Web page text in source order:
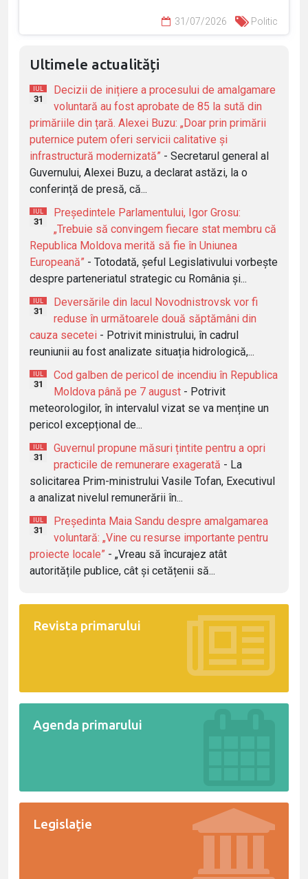
31/07/2026 Politic
Ultimele actualități
IUL
31
Decizii de inițiere a procesului de amalgamare
voluntară au fost aprobate de 85 la sută din
primăriile din țară. Alexei Buzu: „Doar prin primării
puternice putem oferi servicii calitative și
infrastructură modernizată” - Secretarul general al
Guvernului, Alexei Buzu, a declarat astăzi, la o
conferință de presă, că...
IUL
31
Președintele Parlamentului, Igor Grosu:
„Trebuie să convingem fiecare stat membru că
Republica Moldova merită să fie în Uniunea
Europeană” - Totodată, șeful Legislativului vorbește
despre parteneriatul strategic cu România și...
IUL
31
Deversările din lacul Novodnistrovsk vor fi
reduse în următoarele două săptămâni din
cauza secetei - Potrivit ministrului, în cadrul
reuniunii au fost analizate situația hidrologică,...
IUL
31
Cod galben de pericol de incendiu în Republica
Moldova până pe 7 august - Potrivit
meteorologilor, în intervalul vizat se va menține un
pericol excepțional de...
IUL
31
Guvernul propune măsuri țintite pentru a opri
practicile de remunerare exagerată - La
solicitarea Prim-ministrului Vasile Tofan, Executivul
a analizat nivelul remunerării în...
IUL
31
Președinta Maia Sandu despre amalgamarea
voluntară: „Vine cu resurse importante pentru
proiecte locale” - „Vreau să încurajez atât
autoritățile publice, cât și cetățenii să...
Revista primarului
Agenda primarului
Legislație